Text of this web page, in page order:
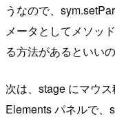
うなので、
メータとしてメソッ
る方法があるといいの
次は、stage にマウ
Elements パネルで、